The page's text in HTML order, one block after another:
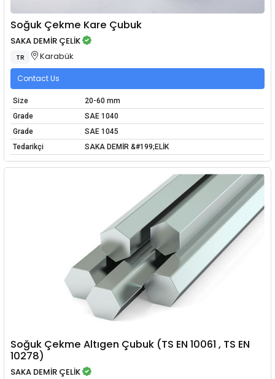
Soğuk Çekme Kare Çubuk
SAKA DEMİR ÇELİK
TR Karabük
Contact Us
Size
20-60 mm
Grade
SAE 1040
Grade
SAE 1045
Tedarikçi
SAKA DEMİR &#199;ELİK
Soğuk Çekme Altıgen Çubuk (TS EN 10061 , TS EN
10278)
SAKA DEMİR ÇELİK